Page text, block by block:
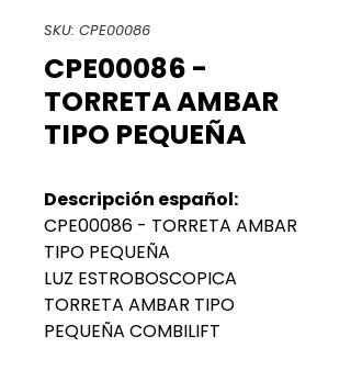
SKU: CPE00086
CPE00086 -
TORRETA AMBAR
TIPO PEQUEÑA
Descripción español:
CPE00086 - TORRETA AMBAR
TIPO PEQUEÑA
LUZ ESTROBOSCOPICA
TORRETA AMBAR TIPO
PEQUEÑA COMBILIFT